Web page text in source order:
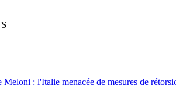
Meloni : l'Italie menacée de mesures de